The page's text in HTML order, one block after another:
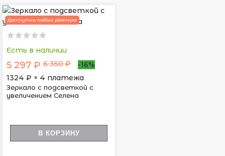
Доступны любые размеры
Есть в наличии
5 297 ₽ 6 350 ₽
-16%
1324 ₽ × 4 платежа
Зеркало с подсветкой с
увеличением Селена
В КОРЗИНУ